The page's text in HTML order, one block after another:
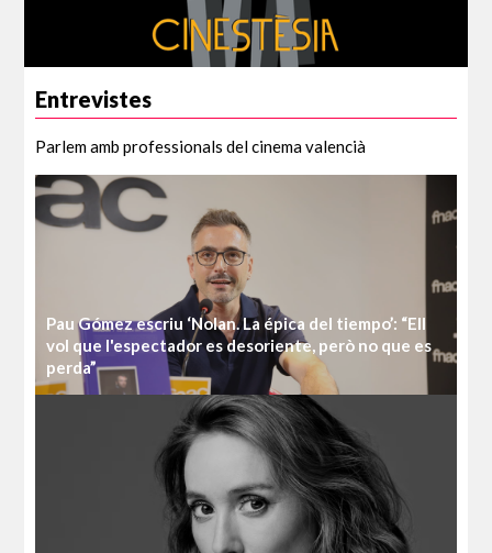
Entrevistes
Parlem amb professionals del cinema valencià
Pau Gómez escriu ‘Nolan. La épica del tiempo’: “Ell
vol que l'espectador es desoriente, però no que es
perda”